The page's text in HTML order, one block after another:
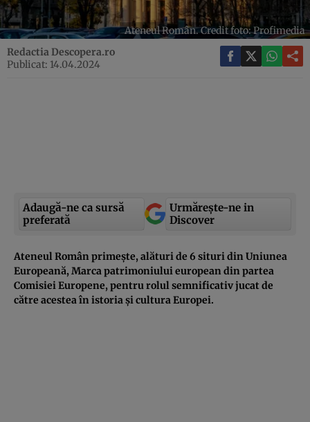
Ateneul Român. Credit foto: Profimedia
Redactia Descopera.ro
Publicat: 14.04.2024
Adaugă-ne ca sursă
preferată
Urmărește-ne in
Discover
Ateneul Român primește, alături de 6 situri din Uniunea
Europeană, Marca patrimoniului european din partea
Comisiei Europene, pentru rolul semnificativ jucat de
către acestea în istoria și cultura Europei.